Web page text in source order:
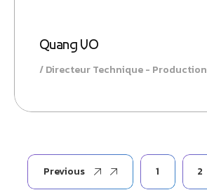
Quang VO
Directeur Technique - Production
Previous 1 2